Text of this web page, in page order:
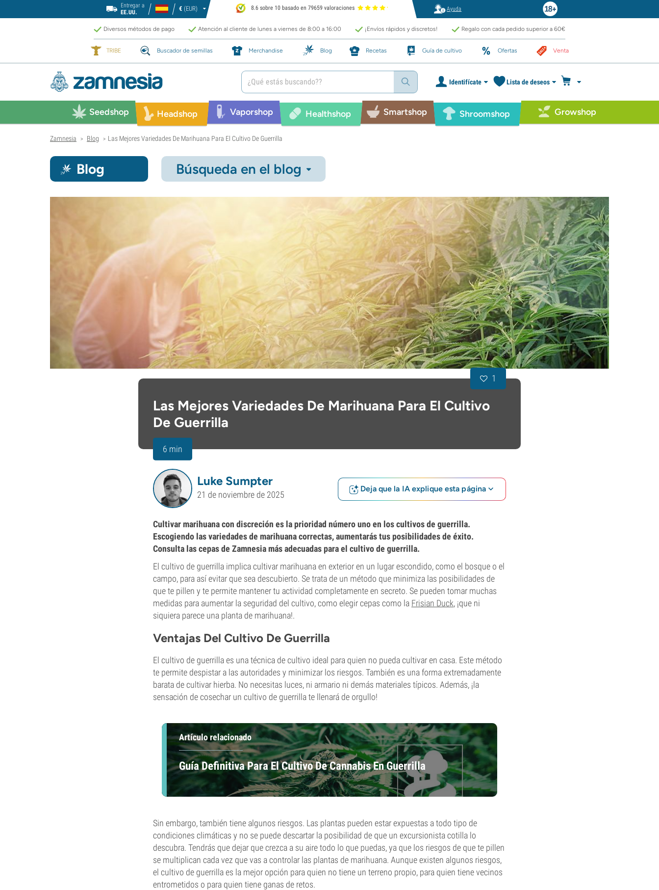
Entregar a
EE.UU.
€ (EUR) 8.6 sobre 10 basado en 79659 valoraciones Ayuda
Diversos métodos de pago Atención al cliente de lunes a viernes de 8:00 a 16:00 ¡Envíos rápidos y discretos! Regalo con cada pedido superior a 60€
TRIBE Buscador de semillas Merchandise Blog Recetas Guía de cultivo Ofertas Venta
Identifícate Lista de deseos
Seedshop Headshop Vaporshop Healthshop Smartshop Shroomshop Growshop
Zamnesia > Blog > Las Mejores Variedades De Marihuana Para El Cultivo De Guerrilla
Blog Búsqueda en el blog
Las Mejores Variedades De Marihuana Para El Cultivo
De Guerrilla
6 min
1
Luke Sumpter
21 de noviembre de 2025
Deja que la IA explique esta página
Cultivar marihuana con discreción es la prioridad número uno en los cultivos de guerrilla.
Escogiendo las variedades de marihuana correctas, aumentarás tus posibilidades de éxito.
Consulta las cepas de Zamnesia más adecuadas para el cultivo de guerrilla.
El cultivo de guerrilla implica cultivar marihuana en exterior en un lugar escondido, como el bosque o el
campo, para así evitar que sea descubierto. Se trata de un método que minimiza las posibilidades de
que te pillen y te permite mantener tu actividad completamente en secreto. Se pueden tomar muchas
medidas para aumentar la seguridad del cultivo, como elegir cepas como la Frisian Duck, ¡que ni
siquiera parece una planta de marihuana!.
Ventajas Del Cultivo De Guerrilla
El cultivo de guerrilla es una técnica de cultivo ideal para quien no pueda cultivar en casa. Este método
te permite despistar a las autoridades y minimizar los riesgos. También es una forma extremadamente
barata de cultivar hierba. No necesitas luces, ni armario ni demás materiales típicos. Además, ¡la
sensación de cosechar un cultivo de guerrilla te llenará de orgullo!
Artículo relacionado
Guía Definitiva Para El Cultivo De Cannabis En Guerrilla
Sin embargo, también tiene algunos riesgos. Las plantas pueden estar expuestas a todo tipo de
condiciones climáticas y no se puede descartar la posibilidad de que un excursionista cotilla lo
descubra. Tendrás que dejar que crezca a su aire todo lo que puedas, ya que los riesgos de que te pillen
se multiplican cada vez que vas a controlar las plantas de marihuana. Aunque existen algunos riesgos,
el cultivo de guerrilla es la mejor opción para quien no tiene un terreno propio, para quien tiene vecinos
entrometidos o para quien tiene ganas de retos.